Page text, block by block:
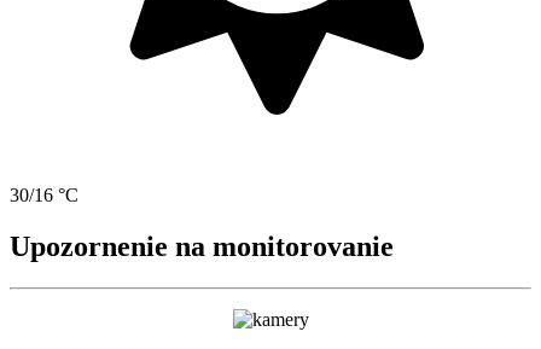
30/16 °C
Upozornenie na monitorovanie